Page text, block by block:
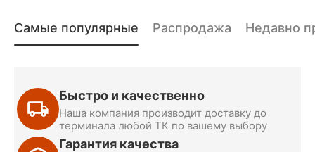
Самые популярные Распродажа Недавно
Быстро и качественно
Наша компания производит доставку до
терминала любой ТК по вашему выбору
Гарантия качества